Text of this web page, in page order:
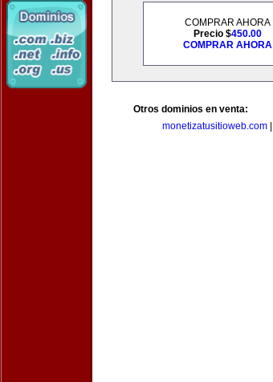
COMPRAR AHORA
Precio $450.00
COMPRAR AHORA
Otros dominios en venta:
monetizatusitioweb.com